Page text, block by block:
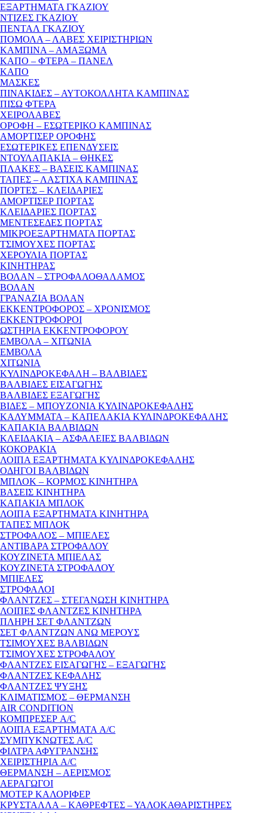
ΕΞΑΡΤΗΜΑΤΑ ΓΚΑΖΙΟΥ
ΝΤΙΖΕΣ ΓΚΑΖΙΟΥ
ΠΕΝΤΑΛ ΓΚΑΖΙΟΥ
ΠΟΜΟΛΑ – ΛΑΒΕΣ ΧΕΙΡΙΣΤΗΡΙΩΝ
ΚΑΜΠΙΝΑ – ΑΜΑΞΩΜΑ
ΚΑΠΟ – ΦΤΕΡΑ – ΠΑΝΕΛ
ΚΑΠΟ
ΜΑΣΚΕΣ
ΠΙΝΑΚΙΔΕΣ – ΑΥΤΟΚΟΛΛΗΤΑ ΚΑΜΠΙΝΑΣ
ΠΙΣΩ ΦΤΕΡΑ
ΧΕΙΡΟΛΑΒΕΣ
ΟΡΟΦΗ – ΕΣΩΤΕΡΙΚΟ ΚΑΜΠΙΝΑΣ
ΑΜΟΡΤΙΣΕΡ ΟΡΟΦΗΣ
ΕΣΩΤΕΡΙΚΕΣ ΕΠΕΝΔΥΣΕΙΣ
ΝΤΟΥΛΑΠΑΚΙΑ – ΘΗΚΕΣ
ΠΛΑΚΕΣ – ΒΑΣΕΙΣ ΚΑΜΠΙΝΑΣ
ΤΑΠΕΣ – ΛΑΣΤΙΧΑ ΚΑΜΠΙΝΑΣ
ΠΟΡΤΕΣ – ΚΛΕΙΔΑΡΙΕΣ
ΑΜΟΡΤΙΣΕΡ ΠΟΡΤΑΣ
ΚΛΕΙΔΑΡΙΕΣ ΠΟΡΤΑΣ
ΜΕΝΤΕΣΕΔΕΣ ΠΟΡΤΑΣ
ΜΙΚΡΟΕΞΑΡΤΗΜΑΤΑ ΠΟΡΤΑΣ
ΤΣΙΜΟΥΧΕΣ ΠΟΡΤΑΣ
ΧΕΡΟΥΛΙΑ ΠΟΡΤΑΣ
ΚΙΝΗΤΗΡΑΣ
ΒΟΛΑΝ – ΣΤΡΟΦΑΛΟΘΑΛΑΜΟΣ
ΒΟΛΑΝ
ΓΡΑΝΑΖΙΑ ΒΟΛΑΝ
ΕΚΚΕΝΤΡΟΦΟΡΟΣ – ΧΡΟΝΙΣΜΟΣ
ΕΚΚΕΝΤΡΟΦΟΡΟΙ
ΩΣΤΗΡΙΑ ΕΚΚΕΝΤΡΟΦΟΡΟΥ
ΕΜΒΟΛΑ – ΧΙΤΩΝΙΑ
ΕΜΒΟΛΑ
ΧΙΤΩΝΙΑ
ΚΥΛΙΝΔΡΟΚΕΦΑΛΗ – ΒΑΛΒΙΔΕΣ
ΒΑΛΒΙΔΕΣ ΕΙΣΑΓΩΓΗΣ
ΒΑΛΒΙΔΕΣ ΕΞΑΓΩΓΗΣ
ΒΙΔΕΣ – ΜΠΟΥΖΟΝΙΑ ΚΥΛΙΝΔΡΟΚΕΦΑΛΗΣ
ΚΑΛΥΜΜΑΤΑ – ΚΑΠΕΛΑΚΙΑ ΚΥΛΙΝΔΡΟΚΕΦΑΛΗΣ
ΚΑΠΑΚΙΑ ΒΑΛΒΙΔΩΝ
ΚΛΕΙΔΑΚΙΑ – ΑΣΦΑΛΕΙΕΣ ΒΑΛΒΙΔΩΝ
ΚΟΚΟΡΑΚΙΑ
ΛΟΙΠΑ ΕΞΑΡΤΗΜΑΤΑ ΚΥΛΙΝΔΡΟΚΕΦΑΛΗΣ
ΟΔΗΓΟΙ ΒΑΛΒΙΔΩΝ
ΜΠΛΟΚ – ΚΟΡΜΟΣ ΚΙΝΗΤΗΡΑ
ΒΑΣΕΙΣ ΚΙΝΗΤΗΡΑ
ΚΑΠΑΚΙΑ ΜΠΛΟΚ
ΛΟΙΠΑ ΕΞΑΡΤΗΜΑΤΑ ΚΙΝΗΤΗΡΑ
ΤΑΠΕΣ ΜΠΛΟΚ
ΣΤΡΟΦΑΛΟΣ – ΜΠΙΕΛΕΣ
ΑΝΤΙΒΑΡΑ ΣΤΡΟΦΑΛΟΥ
ΚΟΥΖΙΝΕΤΑ ΜΠΙΕΛΑΣ
ΚΟΥΖΙΝΕΤΑ ΣΤΡΟΦΑΛΟΥ
ΜΠΙΕΛΕΣ
ΣΤΡΟΦΑΛΟΙ
ΦΛΑΝΤΖΕΣ – ΣΤΕΓΑΝΩΣΗ ΚΙΝΗΤΗΡΑ
ΛΟΙΠΕΣ ΦΛΑΝΤΖΕΣ ΚΙΝΗΤΗΡΑ
ΠΛΗΡΗ ΣΕΤ ΦΛΑΝΤΖΩΝ
ΣΕΤ ΦΛΑΝΤΖΩΝ ΑΝΩ ΜΕΡΟΥΣ
ΤΣΙΜΟΥΧΕΣ ΒΑΛΒΙΔΩΝ
ΤΣΙΜΟΥΧΕΣ ΣΤΡΟΦΑΛΟΥ
ΦΛΑΝΤΖΕΣ ΕΙΣΑΓΩΓΗΣ – ΕΞΑΓΩΓΗΣ
ΦΛΑΝΤΖΕΣ ΚΕΦΑΛΗΣ
ΦΛΑΝΤΖΕΣ ΨΥΞΗΣ
ΚΛΙΜΑΤΙΣΜΟΣ – ΘΕΡΜΑΝΣΗ
AIR CONDITION
ΚΟΜΠΡΕΣΕΡ A/C
ΛΟΙΠΑ ΕΞΑΡΤΗΜΑΤΑ A/C
ΣΥΜΠΥΚΝΩΤΕΣ A/C
ΦΙΛΤΡΑ ΑΦΥΓΡΑΝΣΗΣ
ΧΕΙΡΙΣΤΗΡΙΑ A/C
ΘΕΡΜΑΝΣΗ – ΑΕΡΙΣΜΟΣ
ΑΕΡΑΓΩΓΟΙ
ΜΟΤΕΡ ΚΑΛΟΡΙΦΕΡ
ΚΡΥΣΤΑΛΛΑ – ΚΑΘΡΕΦΤΕΣ – ΥΑΛΟΚΑΘΑΡΙΣΤΗΡΕΣ